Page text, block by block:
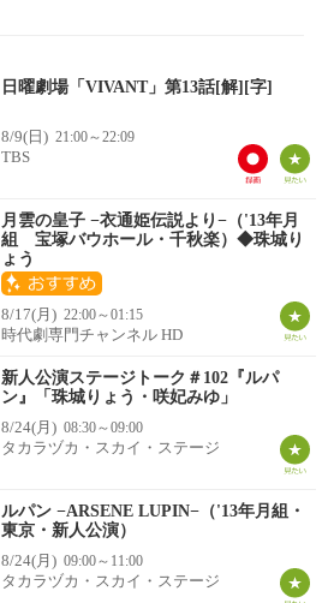
日曜劇場「VIVANT」第13話[解][字]
8/9(日) 21:00～22:09
TBS
月雲の皇子 −衣通姫伝説より−（'13年月
組 宝塚バウホール・千秋楽）◆珠城り
ょう
8/17(月) 22:00～01:15
時代劇専門チャンネル HD
新人公演ステージトーク＃102『ルパ
ン』「珠城りょう・咲妃みゆ」
8/24(月) 08:30～09:00
タカラヅカ・スカイ・ステージ
ルパン −ARSENE LUPIN−（'13年月組・
東京・新人公演）
8/24(月) 09:00～11:00
タカラヅカ・スカイ・ステージ